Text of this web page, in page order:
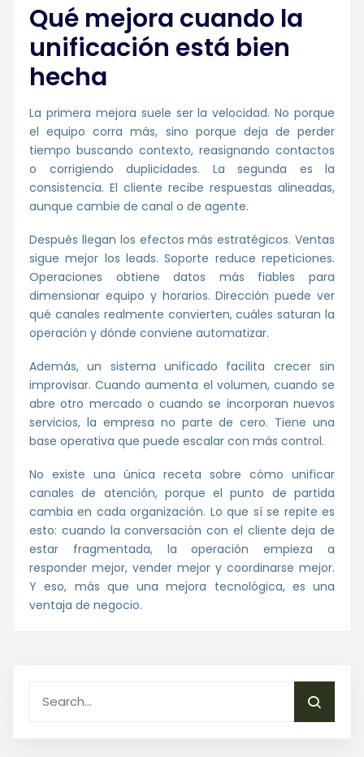
Qué mejora cuando la
unificación está bien
hecha
La primera mejora suele ser la velocidad. No porque
el equipo corra más, sino porque deja de perder
tiempo buscando contexto, reasignando contactos
o corrigiendo duplicidades. La segunda es la
consistencia. El cliente recibe respuestas alineadas,
aunque cambie de canal o de agente.
Después llegan los efectos más estratégicos. Ventas
sigue mejor los leads. Soporte reduce repeticiones.
Operaciones obtiene datos más fiables para
dimensionar equipo y horarios. Dirección puede ver
qué canales realmente convierten, cuáles saturan la
operación y dónde conviene automatizar.
Además, un sistema unificado facilita crecer sin
improvisar. Cuando aumenta el volumen, cuando se
abre otro mercado o cuando se incorporan nuevos
servicios, la empresa no parte de cero. Tiene una
base operativa que puede escalar con más control.
No existe una única receta sobre cómo unificar
canales de atención, porque el punto de partida
cambia en cada organización. Lo que sí se repite es
esto: cuando la conversación con el cliente deja de
estar fragmentada, la operación empieza a
responder mejor, vender mejor y coordinarse mejor.
Y eso, más que una mejora tecnológica, es una
ventaja de negocio.